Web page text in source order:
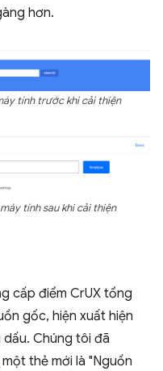
hơn.
tính trước khi cải thiện
tính sau khi cải thiện
cấp điểm CrUX tổng
gốc, hiện xuất hiện
Chúng tôi đã
thẻ mới là "Nguồn